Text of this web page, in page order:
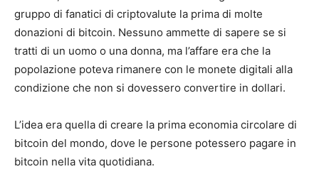
gruppo di fanatici di criptovalute la prima di molte
donazioni di bitcoin. Nessuno ammette di sapere se si
tratti di un uomo o una donna, ma l’affare era che la
popolazione poteva rimanere con le monete digitali alla
condizione che non si dovessero convertire in dollari.
L’idea era quella di creare la prima economia circolare di
bitcoin del mondo, dove le persone potessero pagare in
bitcoin nella vita quotidiana.